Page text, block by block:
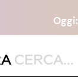
Oggi: